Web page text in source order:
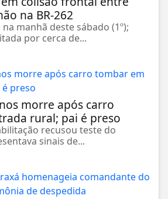
na BR-262
manhã deste sábado (1º);
por cerca de...
morre após carro
rural; pai é preso
recusou teste do
sinais de...